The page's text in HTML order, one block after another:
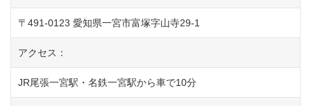
〒491-0123 愛知県一宮市富塚字山寺29-1
アクセス：
JR尾張一宮駅・名鉄一宮駅から車で10分